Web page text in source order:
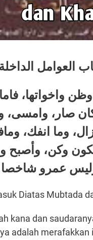
العوامل
واخواتها، فاما
صار، وامسى،
وما انفك،
وكن، وأصبح
وليس عمرو
Diatas Mubtada
kana dan
adalah